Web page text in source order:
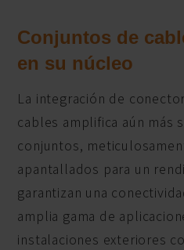
Conjuntos de
en su núcleo
La integración de
cables amplifica aún más
conjuntos,
apantallados para un
garantizan una
amplia gama de
instalaciones exteriores